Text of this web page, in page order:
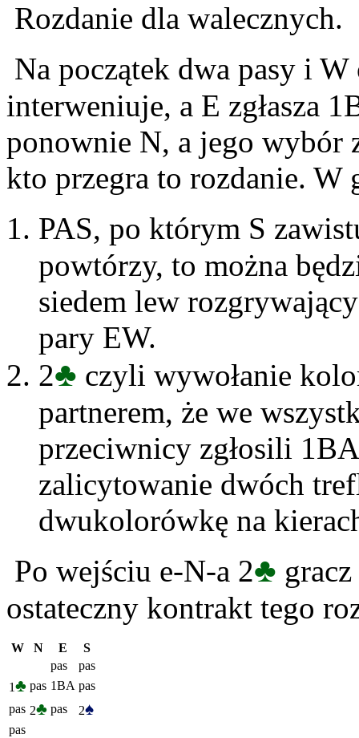
Rozdanie dla walecznych.
Na początek dwa pasy i
interweniuje, a E zgłasza
ponownie N, a jego wybór
kto przegra to rozdanie.
PAS, po którym S
powtórzy, to można
siedem lew
pary EW.
2♣ czyli wywołanie
partnerem, że we
przeciwnicy zgłosili
zalicytowanie dwóch
dwukolorówkę na
Po wejściu e-N-a 2♣
ostateczny kontrakt tego
W N E
S
pas
pas
1♣ pas 1BA pas
pas 2♣ pas 2♠
pas